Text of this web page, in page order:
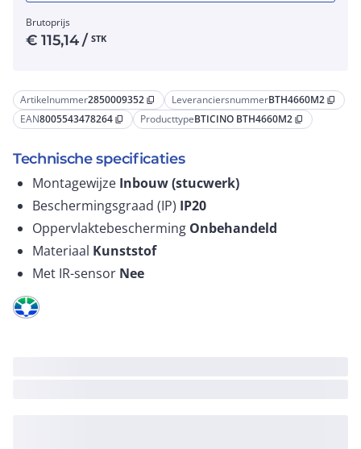
Artikelnummer2850009352 content_copy LeveranciersnummerBTH4660M2 content_copy
EAN8005543478264 content_copy ProducttypeBTICINO BTH4660M2 content_copy
Technische specificaties
Montagewijze Inbouw (stucwerk)
Beschermingsgraad (IP) IP20
Oppervlaktebescherming Onbehandeld
Materiaal Kunststof
Met IR-sensor Nee
Brutoprijs
€115,14/ STK